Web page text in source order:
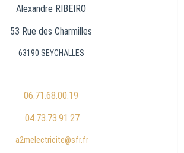
Alexandre RIBEIRO
53 Rue des Charmilles
63190 SEYCHALLES
06.71.68.00.19
04.73.73.91.27
a2melectricite@sfr.fr